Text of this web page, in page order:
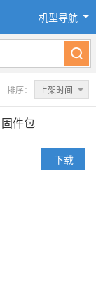
机型导航
排序： 上架时间
件包
下载